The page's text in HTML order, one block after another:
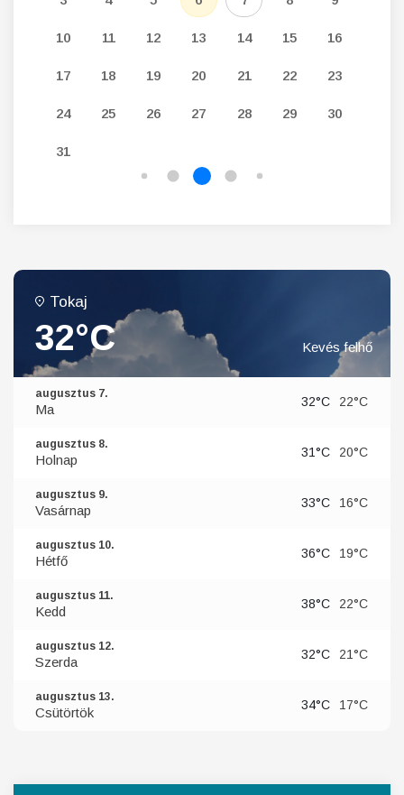
10 11 12 13 14 15 16
17 18 19 20 21 22 23
24 25 26 27 28 29 30
31
Tokaj
32°C Kevés felhő
augusztus 7.
Ma 32°C 22°C
augusztus 8.
Holnap 31°C 20°C
augusztus 9.
Vasárnap 33°C 16°C
augusztus 10.
Hétfő 36°C 19°C
augusztus 11.
Kedd 38°C 22°C
augusztus 12.
Szerda 32°C 21°C
augusztus 13.
Csütörtök 34°C 17°C